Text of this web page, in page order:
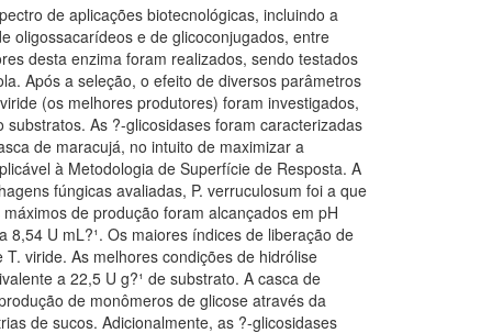
de aplicações biotecnológicas, incluindo a
oligossacarídeos e de glicoconjugados, entre
desta enzima foram realizados, sendo testados
Após a seleção, o efeito de diversos parâmetros
(os melhores produtores) foram investigados,
As ?-glicosidases foram caracterizadas
de maracujá, no intuito de maximizar a
à Metodologia de Superfície de Resposta. A
fúngicas avaliadas, P. verruculosum foi a que
de produção foram alcançados em pH
U mL?¹. Os maiores índices de liberação de
viride. As melhores condições de hidrólise
a 22,5 U g?¹ de substrato. A casca de
de monômeros de glicose através da
de sucos. Adicionalmente, as ?-glicosidases